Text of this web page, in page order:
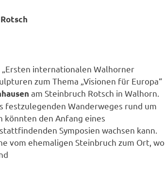
internationalen Walhorner
zum Thema „Visionen für Europa“
am Steinbruch Rotsch in Walhorn.
festzulegenden Wanderweges rund um
den Anfang eines
Symposien wachsen kann.
vom ehemaligen Steinbruch zum Ort, wo